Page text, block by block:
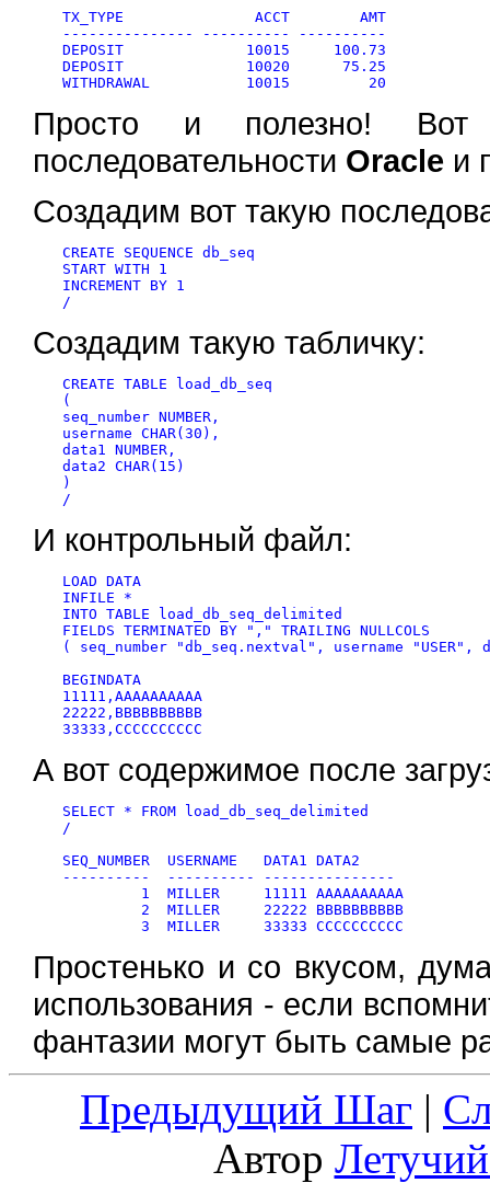
TX_TYPE               ACCT        AMT
--------------- ---------- ----------
DEPOSIT              10015     100.73
DEPOSIT              10020      75.25
Просто и полезно! Вот
последовательности Oracle и
Создадим вот такую
CREATE SEQUENCE db_seq
START WITH 1
INCREMENT BY 1
Создадим такую табличку:
CREATE TABLE load_db_seq
(
seq_number NUMBER,
username CHAR(30),
data1 NUMBER,
data2 CHAR(15)
)
И контрольный файл:
LOAD DATA
INFILE *
INTO TABLE load_db_seq_delimited
FIELDS TERMINATED BY "," TRAILING NULLCOLS
( seq_number "db_seq.nextval", username
BEGINDATA
11111,AAAAAAAAAA
22222,BBBBBBBBBB
А вот содержимое после
SELECT * FROM load_db_seq_delimited
/
SEQ_NUMBER  USERNAME   DATA1 DATA2
----------  ---------- ---------------
         1  MILLER     11111 AAAAAAAAAA
         2  MILLER     22222 BBBBBBBBBB
Простенько и со вкусом,
использования - если
фантазии могут быть самые
Предыдущий Шаг |
Автор